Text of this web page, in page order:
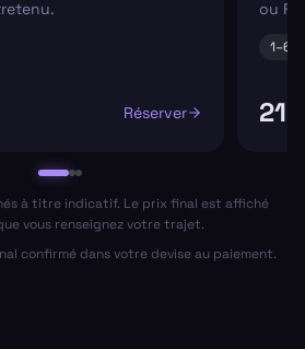
Réserver
ou
1–6
à titre indicatif. Le prix final est affiché
vous renseignez votre trajet.
confirmé dans votre devise au paiement.